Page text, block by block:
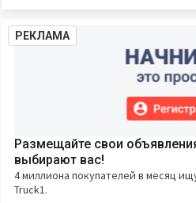
РЕКЛАМА
Размещайте свои
выбирают вас!
4 миллиона покупателей в месяц
Truck1.